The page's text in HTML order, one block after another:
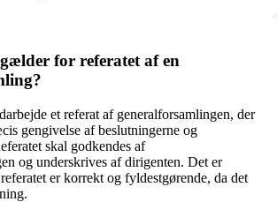
for referatet af en
et referat af generalforsamlingen, der
gengivelse af beslutningerne og
skal godkendes af
og underskrives af dirigenten. Det er
er korrekt og fyldestgørende, da det